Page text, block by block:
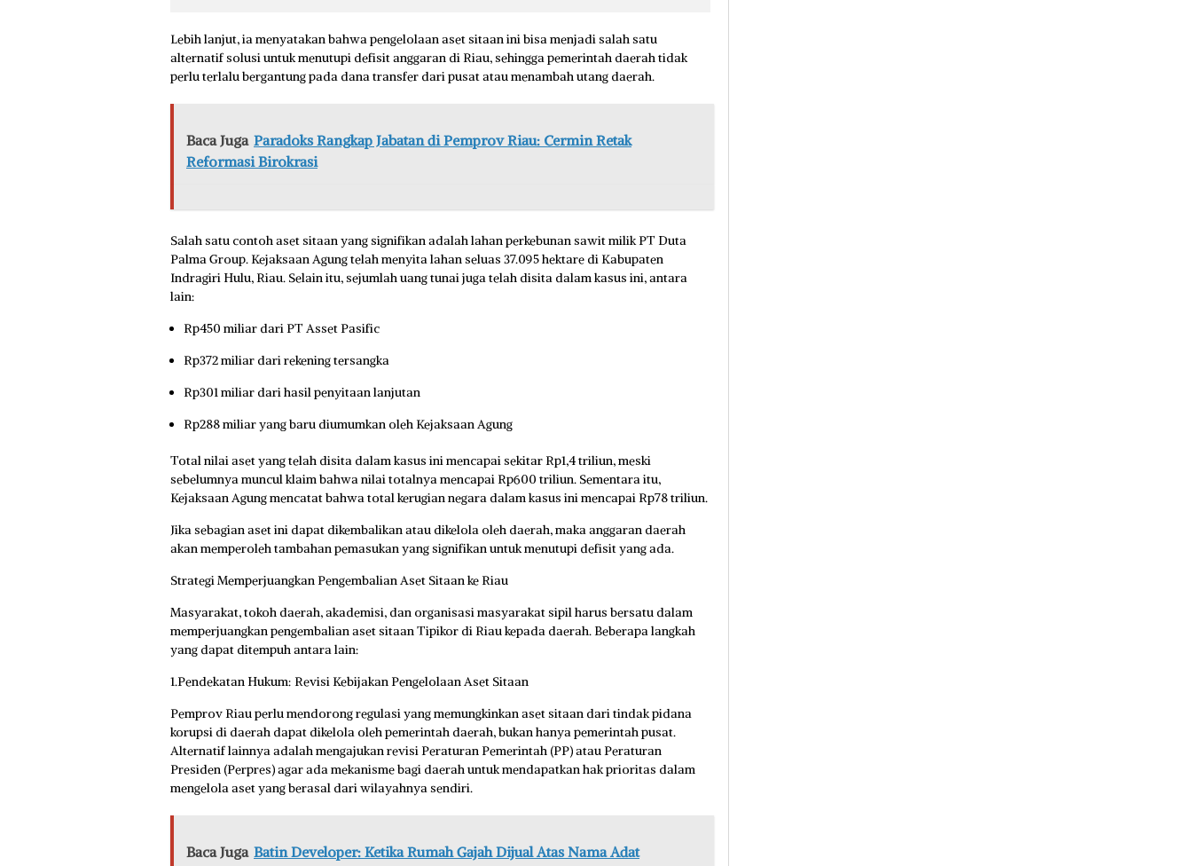
Lebih lanjut, ia menyatakan bahwa pengelolaan aset sitaan ini bisa menjadi salah satu
alternatif solusi untuk menutupi defisit anggaran di Riau, sehingga pemerintah daerah tidak
perlu terlalu bergantung pada dana transfer dari pusat atau menambah utang daerah.
Baca Juga Paradoks Rangkap Jabatan di Pemprov Riau: Cermin Retak
Reformasi Birokrasi
Salah satu contoh aset sitaan yang signifikan adalah lahan perkebunan sawit milik PT Duta
Palma Group. Kejaksaan Agung telah menyita lahan seluas 37.095 hektare di Kabupaten
Indragiri Hulu, Riau. Selain itu, sejumlah uang tunai juga telah disita dalam kasus ini, antara
lain:
Rp450 miliar dari PT Asset Pasific
Rp372 miliar dari rekening tersangka
Rp301 miliar dari hasil penyitaan lanjutan
Rp288 miliar yang baru diumumkan oleh Kejaksaan Agung
Total nilai aset yang telah disita dalam kasus ini mencapai sekitar Rp1,4 triliun, meski
sebelumnya muncul klaim bahwa nilai totalnya mencapai Rp600 triliun. Sementara itu,
Kejaksaan Agung mencatat bahwa total kerugian negara dalam kasus ini mencapai Rp78 triliun.
Jika sebagian aset ini dapat dikembalikan atau dikelola oleh daerah, maka anggaran daerah
akan memperoleh tambahan pemasukan yang signifikan untuk menutupi defisit yang ada.
Strategi Memperjuangkan Pengembalian Aset Sitaan ke Riau
Masyarakat, tokoh daerah, akademisi, dan organisasi masyarakat sipil harus bersatu dalam
memperjuangkan pengembalian aset sitaan Tipikor di Riau kepada daerah. Beberapa langkah
yang dapat ditempuh antara lain:
1.Pendekatan Hukum: Revisi Kebijakan Pengelolaan Aset Sitaan
Pemprov Riau perlu mendorong regulasi yang memungkinkan aset sitaan dari tindak pidana
korupsi di daerah dapat dikelola oleh pemerintah daerah, bukan hanya pemerintah pusat.
Alternatif lainnya adalah mengajukan revisi Peraturan Pemerintah (PP) atau Peraturan
Presiden (Perpres) agar ada mekanisme bagi daerah untuk mendapatkan hak prioritas dalam
mengelola aset yang berasal dari wilayahnya sendiri.
Baca Juga Batin Developer: Ketika Rumah Gajah Dijual Atas Nama Adat